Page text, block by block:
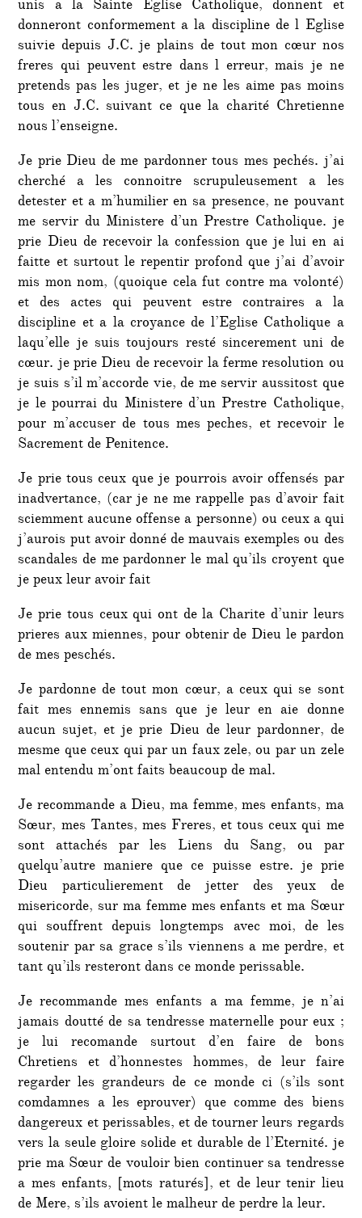
unis a la Sainte Eglise Catholique, donnent et
donneront conformement a la discipline de l Eglise
suivie depuis J.C. je plains de tout mon cœur nos
freres qui peuvent estre dans l erreur, mais je ne
pretends pas les juger, et je ne les aime pas moins
tous en J.C. suivant ce que la charité Chretienne
nous l’enseigne.
Je prie Dieu de me pardonner tous mes pechés. j’ai
cherché a les connoitre scrupuleusement a les
detester et a m’humilier en sa presence, ne pouvant
me servir du Ministere d’un Prestre Catholique. je
prie Dieu de recevoir la confession que je lui en ai
faitte et surtout le repentir profond que j’ai d’avoir
mis mon nom, (quoique cela fut contre ma volonté)
et des actes qui peuvent estre contraires a la
discipline et a la croyance de l’Eglise Catholique a
laqu’elle je suis toujours resté sincerement uni de
cœur. je prie Dieu de recevoir la ferme resolution ou
je suis s’il m’accorde vie, de me servir aussitost que
je le pourrai du Ministere d’un Prestre Catholique,
pour m’accuser de tous mes peches, et recevoir le
Sacrement de Penitence.
Je prie tous ceux que je pourrois avoir offensés par
inadvertance, (car je ne me rappelle pas d’avoir fait
sciemment aucune offense a personne) ou ceux a qui
j’aurois put avoir donné de mauvais exemples ou des
scandales de me pardonner le mal qu’ils croyent que
je peux leur avoir fait
Je prie tous ceux qui ont de la Charite d’unir leurs
prieres aux miennes, pour obtenir de Dieu le pardon
de mes peschés.
Je pardonne de tout mon cœur, a ceux qui se sont
fait mes ennemis sans que je leur en aie donne
aucun sujet, et je prie Dieu de leur pardonner, de
mesme que ceux qui par un faux zele, ou par un zele
mal entendu m’ont faits beaucoup de mal.
Je recommande a Dieu, ma femme, mes enfants, ma
Sœur, mes Tantes, mes Freres, et tous ceux qui me
sont attachés par les Liens du Sang, ou par
quelqu’autre maniere que ce puisse estre. je prie
Dieu particulierement de jetter des yeux de
misericorde, sur ma femme mes enfants et ma Sœur
qui souffrent depuis longtemps avec moi, de les
soutenir par sa grace s’ils viennens a me perdre, et
tant qu’ils resteront dans ce monde perissable.
Je recommande mes enfants a ma femme, je n’ai
jamais doutté de sa tendresse maternelle pour eux ;
je lui recomande surtout d’en faire de bons
Chretiens et d’honnestes hommes, de leur faire
regarder les grandeurs de ce monde ci (s’ils sont
comdamnes a les eprouver) que comme des biens
dangereux et perissables, et de tourner leurs regards
vers la seule gloire solide et durable de l’Eternité. je
prie ma Sœur de vouloir bien continuer sa tendresse
a mes enfants, [mots raturés], et de leur tenir lieu
de Mere, s’ils avoient le malheur de perdre la leur.